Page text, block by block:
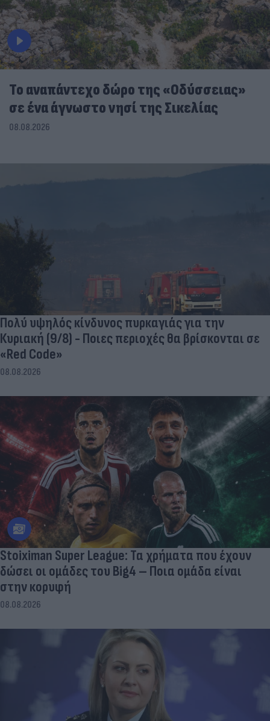
To αναπάντεχο δώρο της «Οδύσσειας»
σε ένα άγνωστο νησί της Σικελίας
08.08.2026
Πολύ υψηλός κίνδυνος πυρκαγιάς για την
Κυριακή (9/8) - Ποιες περιοχές θα βρίσκονται σε
«Red Code»
08.08.2026
Stoiximan Super League: Τα χρήματα που έχουν
δώσει οι ομάδες του Big4 – Ποια ομάδα είναι
στην κορυφή
08.08.2026